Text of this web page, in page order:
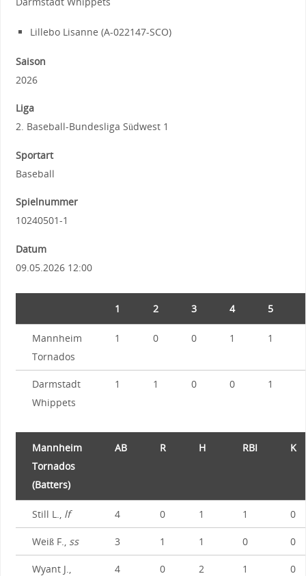
Lillebo Lisanne (A-022147-SCO)
Saison
2026
Liga
2. Baseball-Bundesliga Südwest 1
Sportart
Baseball
Spielnummer
10240501-1
Datum
09.05.2026 12:00
1 2 3 4 5
Mannheim
Tornados
1 0 0 1 1
Darmstadt
Whippets
1 1 0 0 1
Mannheim
Tornados
(Batters)
AB R H RBI K
Still L., lf 4 0 1 1 0
Weiß F., ss 3 1 1 0 0
Wyant J.,
4 0 2 1 0